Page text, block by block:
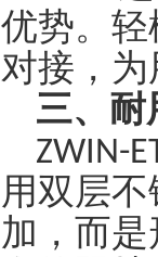
优势。
对接，
三、耐
ZWIN-
用双层
加，而是